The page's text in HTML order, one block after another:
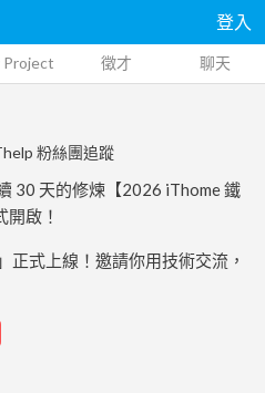
登入
Project 徵才 聊天
粉絲團追蹤
30 天的修煉【2026 iThome 鐵
開啟！
式上線！邀請你用技術交流，